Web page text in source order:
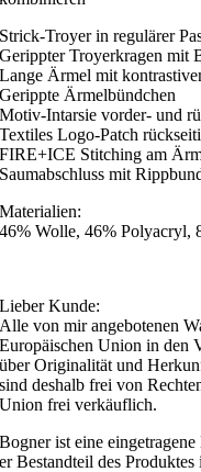
Strick-Troyer in regulärer
Gerippter Troyerkragen mit
Lange Ärmel mit
Gerippte Ärmelbündchen
Motiv-Intarsie vorder- und
Textiles Logo-Patch
FIRE+ICE Stitching am
Saumabschluss mit
Materialien:
46% Wolle, 46% Polyacryl,
Lieber Kunde:
Alle von mir angebotenen
Europäischen Union in den
über Originalität und
sind deshalb frei von
Union frei verkäuflich.
Bogner ist eine
er Bestandteil des